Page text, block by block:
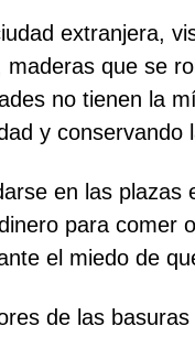
extranjera,
que se
no tienen la
y conservando
en las
para comer
el miedo de
de las